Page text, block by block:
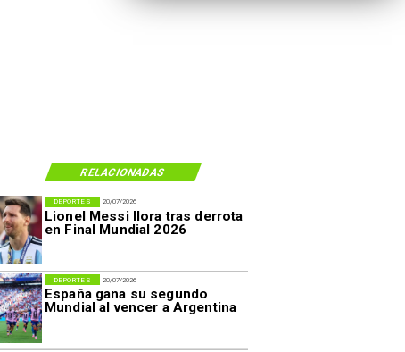
RELACIONADAS
20/07/2026
Lionel Messi llora tras derrota
en Final Mundial 2026
DEPORTES
20/07/2026
España gana su segundo
Mundial al vencer a Argentina
DEPORTES